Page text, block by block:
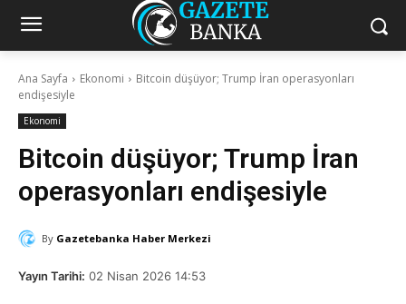
Ana Sayfa Ekonomi
Bitcoin düşüyor; Trump İran operasyonları
endişesiyle
Ekonomi
Bitcoin düşüyor; Trump İran
operasyonları endişesiyle
By Gazetebanka Haber Merkezi
Yayın Tarihi: 02 Nisan 2026 14:53